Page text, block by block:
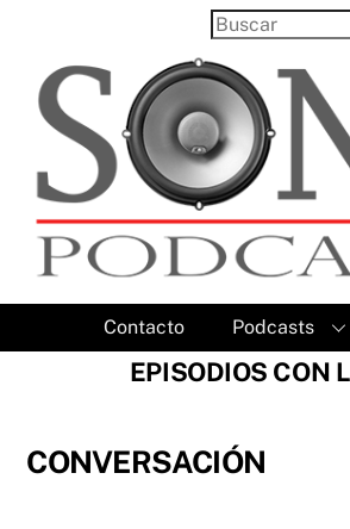
content
Contacto Podcasts
EPISODIOS CON
CONVERSACIÓN